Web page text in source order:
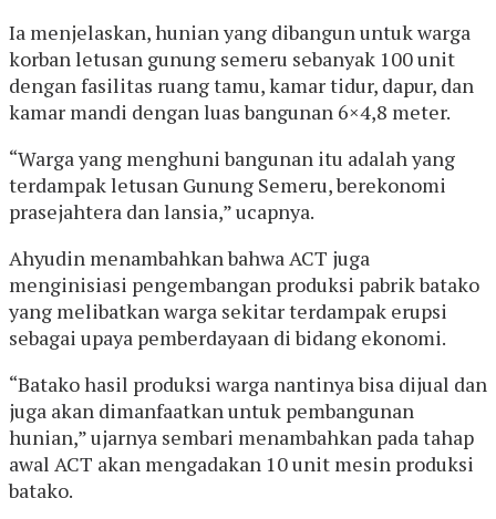
Ia menjelaskan, hunian yang dibangun untuk warga
korban letusan gunung semeru sebanyak 100 unit
dengan fasilitas ruang tamu, kamar tidur, dapur, dan
kamar mandi dengan luas bangunan 6×4,8 meter.
“Warga yang menghuni bangunan itu adalah yang
terdampak letusan Gunung Semeru, berekonomi
prasejahtera dan lansia,” ucapnya.
Ahyudin menambahkan bahwa ACT juga
menginisiasi pengembangan produksi pabrik batako
yang melibatkan warga sekitar terdampak erupsi
sebagai upaya pemberdayaan di bidang ekonomi.
“Batako hasil produksi warga nantinya bisa dijual dan
juga akan dimanfaatkan untuk pembangunan
hunian,” ujarnya sembari menambahkan pada tahap
awal ACT akan mengadakan 10 unit mesin produksi
batako.